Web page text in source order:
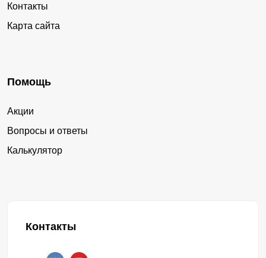
Контакты
Карта сайта
Помощь
Акции
Вопросы и ответы
Калькулятор
Контакты